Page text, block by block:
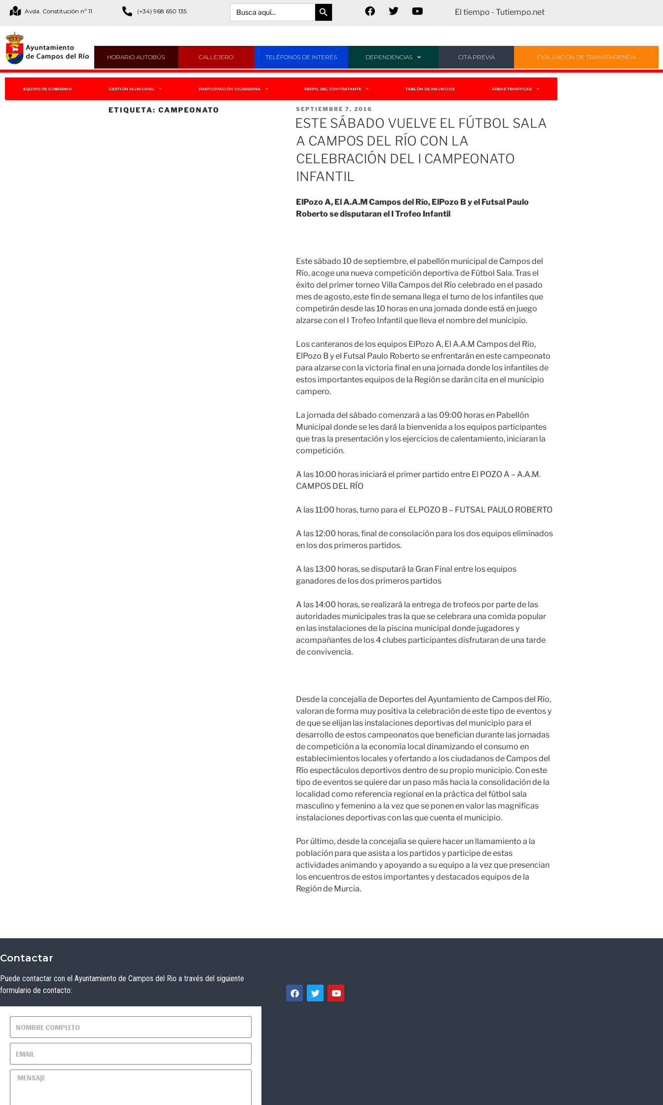
Avda. Constitución nº 11 (+34) 968 650 135 Buscar:
Botón de búsqueda
El tiempo - Tutiempo.net
HORARIO AUTOBÚS CALLEJERO TELÉFONOS DE INTERÉS DEPENDENCIAS CITA PREVIA EVALUACIÓN DE TRANSPARENCIA
EQUIPO DE GOBIERNO GESTIÓN MUNICIPAL PARTICIPACIÓN CIUDADANA PERFIL DEL CONTRATANTE TABLÓN DE ANUNCIOS ÁREAS TEMÁTICAS
ETIQUETA: CAMPEONATO SEPTIEMBRE 7, 2016
ESTE SÁBADO VUELVE EL FÚTBOL SALA
A CAMPOS DEL RÍO CON LA
CELEBRACIÓN DEL I CAMPEONATO
INFANTIL
ElPozo A, El A.A.M Campos del Río, ElPozo B y el Futsal Paulo
Roberto se disputaran el I Trofeo Infantil
Este sábado 10 de septiembre, el pabellón municipal de Campos del
Río, acoge una nueva competición deportiva de Fútbol Sala. Tras el
éxito del primer torneo Villa Campos del Río celebrado en el pasado
mes de agosto, este fin de semana llega el turno de los infantiles que
competirán desde las 10 horas en una jornada donde está en juego
alzarse con el I Trofeo Infantil que lleva el nombre del municipio.
Los canteranos de los equipos ElPozo A, El A.A.M Campos del Río,
ElPozo B y el Futsal Paulo Roberto se enfrentarán en este campeonato
para alzarse con la victoria final en una jornada donde los infantiles de
estos importantes equipos de la Región se darán cita en el municipio
campero.
La jornada del sábado comenzará a las 09:00 horas en Pabellón
Municipal donde se les dará la bienvenida a los equipos participantes
que tras la presentación y los ejercicios de calentamiento, iniciaran la
competición.
A las 10:00 horas iniciará el primer partido entre El POZO A – A.A.M.
CAMPOS DEL RÍO
A las 11:00 horas, turno para el ELPOZO B – FUTSAL PAULO ROBERTO
A las 12:00 horas, final de consolación para los dos equipos eliminados
en los dos primeros partidos.
A las 13:00 horas, se disputará la Gran Final entre los equipos
ganadores de los dos primeros partidos
A las 14:00 horas, se realizará la entrega de trofeos por parte de las
autoridades municipales tras la que se celebrara una comida popular
en las instalaciones de la piscina municipal donde jugadores y
acompañantes de los 4 clubes participantes disfrutaran de una tarde
de convivencia.
Desde la concejalía de Deportes del Ayuntamiento de Campos del Río,
valoran de forma muy positiva la celebración de este tipo de eventos y
de que se elijan las instalaciones deportivas del municipio para el
desarrollo de estos campeonatos que benefician durante las jornadas
de competición a la economía local dinamizando el consumo en
establecimientos locales y ofertando a los ciudadanos de Campos del
Río espectáculos deportivos dentro de su propio municipio. Con este
tipo de eventos se quiere dar un paso más hacia la consolidación de la
localidad como referencia regional en la práctica del fútbol sala
masculino y femenino a la vez que se ponen en valor las magnificas
instalaciones deportivas con las que cuenta el municipio.
Por último, desde la concejalía se quiere hacer un llamamiento a la
población para que asista a los partidos y participe de estas
actividades animando y apoyando a su equipo a la vez que presencian
los encuentros de estos importantes y destacados equipos de la
Región de Murcia.
Contactar
Puede contactar con el Ayuntamiento de Campos del Rio a través del siguiente
formulario de contacto: